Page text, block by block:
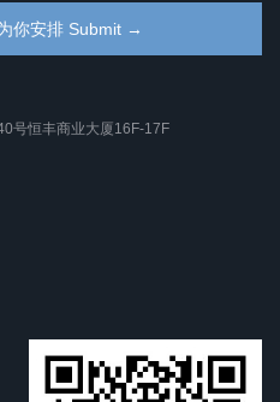
号恒丰商业大厦16F-17F